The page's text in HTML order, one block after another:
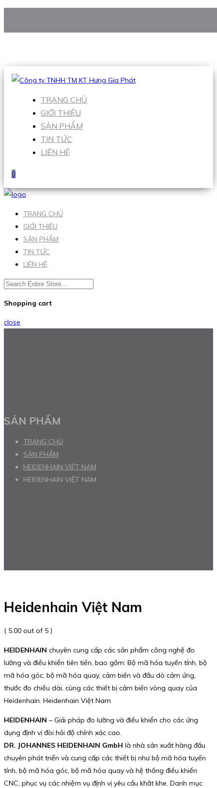
Hotline:0938 906 663
TRANG CHỦ
GIỚI THIỆU
SẢN PHẨM
TIN TỨC
LIÊN HỆ
0
TRANG CHỦ
GIỚI THIỆU
SẢN PHẨM
TIN TỨC
LIÊN HỆ
Shopping cart
close
SẢN PHẨM
TRANG CHỦ
SẢN PHẨM
HEIDENHAIN VIỆT NAM
HEIDENHAIN VIỆT NAM
Heidenhain Việt Nam
( 5.00 out of 5 )
HEIDENHAIN chuyên cung cấp các sản phẩm công nghệ đo
lường và điều khiển tiên tiến, bao gồm: Bộ mã hóa tuyến tính, bộ
mã hóa góc, bộ mã hóa quay, cảm biến và đầu dò cảm ứng,
thước đo chiều dài, cùng các thiết bị cảm biến vòng quay của
Heidenhain. Heidenhain Việt Nam
HEIDENHAIN – Giải pháp đo lường và điều khiển cho các ứng
dụng định vị đòi hỏi độ chính xác cao.
DR. JOHANNES HEIDENHAIN GmbH là nhà sản xuất hàng đầu
chuyên phát triển và cung cấp các thiết bị như bộ mã hóa tuyến
tính, bộ mã hóa góc, bộ mã hóa quay và hệ thống điều khiển
CNC, phục vụ các nhiệm vụ định vị yêu cầu khắt khe. Danh mục